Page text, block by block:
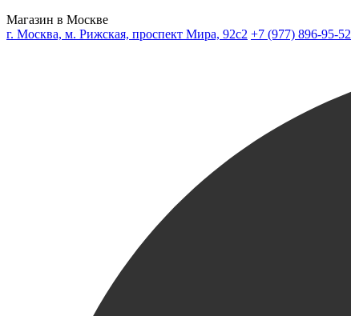
Магазин в Москве
г. Москва, м. Рижская, проспект Мира, 92с2 +7 (977) 896-95-52